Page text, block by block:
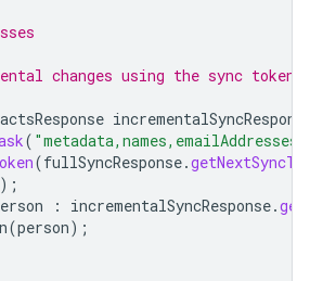
changes using the sync
( "metadata,names,emailAddresses"
(fullSyncResponse.
: incrementalSyncResponse.
(person);